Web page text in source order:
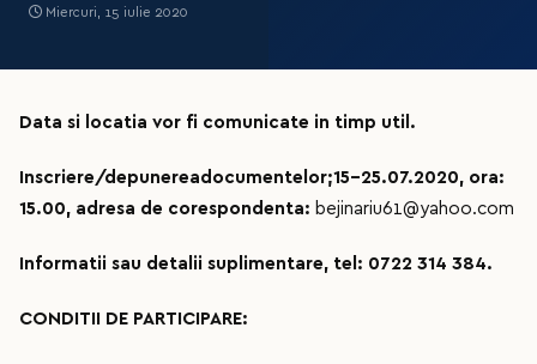
Miercuri, 15 iulie 2020
Data si locatia vor fi comunicate in timp util.
Inscriere/depunereadocumentelor;15-25.07.2020, ora:
15.00, adresa de corespondenta: bejinariu61@yahoo.com
Informatii sau detalii suplimentare, tel: 0722 314 384.
CONDITII DE PARTICIPARE: